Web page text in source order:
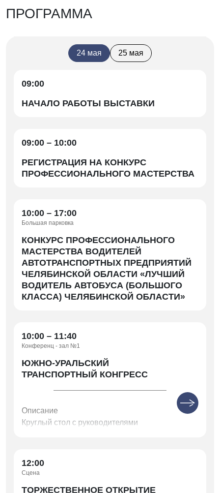
ПРОГРАММА
24 мая 25 мая
09:00
НАЧАЛО РАБОТЫ ВЫСТАВКИ
09:00 – 10:00
РЕГИСТРАЦИЯ НА КОНКУРС
ПРОФЕССИОНАЛЬНОГО МАСТЕРСТВА
10:00 – 17:00
Большая парковка
КОНКУРС ПРОФЕССИОНАЛЬНОГО
МАСТЕРСТВА ВОДИТЕЛЕЙ
АВТОТРАНСПОРТНЫХ ПРЕДПРИЯТИЙ
ЧЕЛЯБИНСКОЙ ОБЛАСТИ «ЛУЧШИЙ
ВОДИТЕЛЬ АВТОБУСА (БОЛЬШОГО
КЛАССА) ЧЕЛЯБИНСКОЙ ОБЛАСТИ»
10:00 – 11:40
Конференц - зал №1
ЮЖНО-УРАЛЬСКИЙ
ТРАНСПОРТНЫЙ КОНГРЕСС
Описание
Круглый стол с руководителями
Министерств и ведомств.
хозяйства и транспорта Челябинской области
12:00
Сцена
ТОРЖЕСТВЕННОЕ ОТКРЫТИЕ